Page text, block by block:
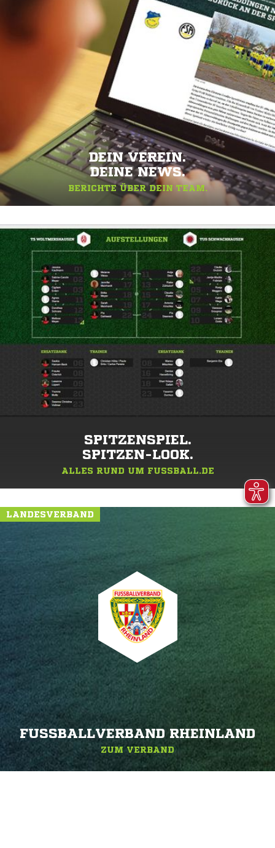
DEIN VEREIN.
DEINE NEWS.
BERICHTE ÜBER DEIN TEAM.
SPITZENSPIEL.
SPITZEN-LOOK.
ALLES RUND UM FUSSBALL.DE
LANDESVERBAND
FUSSBALLVERBAND RHEINLAND
ZUM VERBAND